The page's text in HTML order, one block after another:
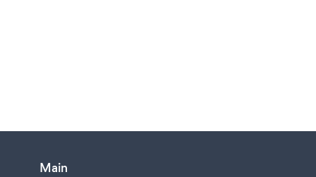
Main